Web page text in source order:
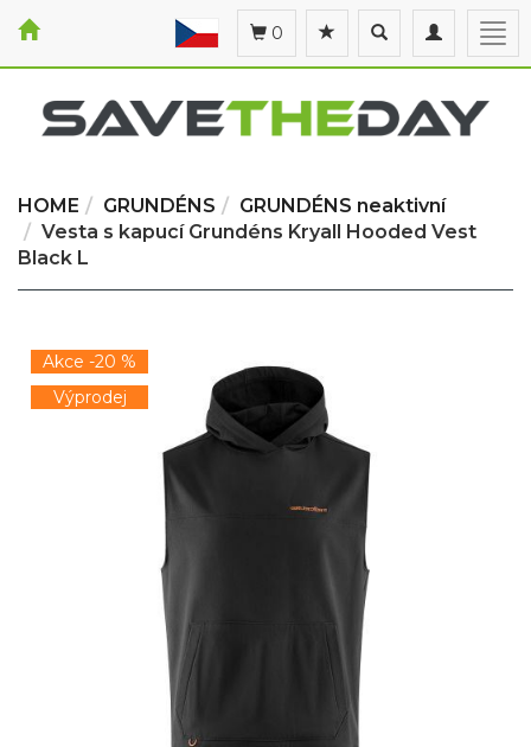
Toggle
navigation
Toggle
search
0
HOME GRUNDÉNS
GRUNDÉNS neaktivní
Vesta s kapucí Grundéns Kryall Hooded Vest
Black L
Akce -20 %
Výprodej